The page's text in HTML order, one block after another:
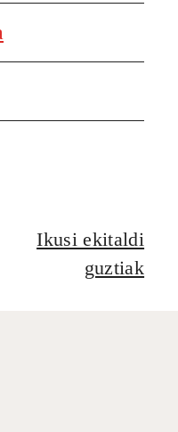
Ikusi ekitaldi
guztiak